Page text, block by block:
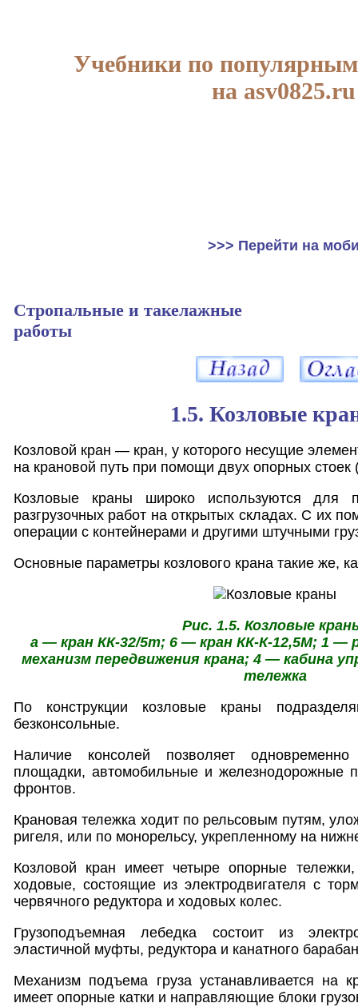
Учебники по
на asv0825.ru
>>> Перейти на
Стропальные и такелажные
работы
1.5. Козловые
Козловой кран — кран, у которого несущие
на крановой путь при помощи двух опорных стоек
Козловые краны широко используются для
разгрузочных работ на открытых складах. С их
операции с контейнерами и другими штучными
Основные параметры козлового крана такие же,
Рис. 1.5. Козловые
а — кран КК-32/5т; 6 — кран КК-К-12,5М; 1 —
механизм передвижения крана; 4 — кабина
тележка
По конструкции козловые краны
безконсольные.
Наличие консолей позволяет одновременно
площадки, автомобильные и железнодорожные
фронтов.
Крановая тележка ходит по рельсовым путям,
ригеля, или по монорельсу, укрепленному на
Козловой кран имеет четыре опорные
ходовые, состоящие из электродвигателя с
червячного редуктора и ходовых колес.
Грузоподъемная лебедка состоит из
эластичной муфты, редуктора и канатного
Механизм подъема груза устанавливается на
имеет опорные катки и направляющие блоки